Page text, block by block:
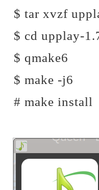
$ tar xvzf
$ cd upplay-
$ qmake6
$ make -j6
# make install